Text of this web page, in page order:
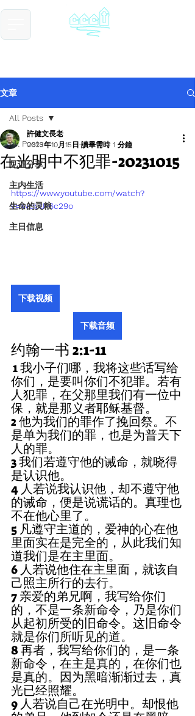
文章
All Posts
见证分享
主内生活
生命的灵粮
主日信息
All Posts
在光明中不犯罪-20231015
許健文長老
2023年10月15日 讀畢需時 1 分鐘
https://www.youtube.com/watch?
v=XvcbtH6c29o
下载视频
下载音频
约翰一书 2:1-11
1 我小子们哪，我将这些话写给
你们，是要叫你们不犯罪。若有
人犯罪，在父那里我们有一位中
保，就是那义者耶稣基督。
2 他为我们的罪作了挽回祭。不
是单为我们的罪，也是为普天下
人的罪。
3 我们若遵守他的诫命，就晓得
是认识他。
4 人若说我认识他，却不遵守他
的诫命，便是说谎话的。真理也
不在他心里了。
5 凡遵守主道的，爱神的心在他
里面实在是完全的，从此我们知
道我们是在主里面。
6 人若说他住在主里面，就该自
己照主所行的去行。
7 亲爱的弟兄啊，我写给你们
的，不是一条新命令，乃是你们
从起初所受的旧命令。这旧命令
就是你们所听见的道。
8 再者，我写给你们的，是一条
新命令，在主是真的，在你们也
是真的。因为黑暗渐渐过去，真
光已经照耀。
9 人若说自己在光明中。却恨他